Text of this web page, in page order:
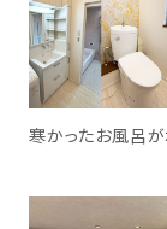
寒かったお風呂が